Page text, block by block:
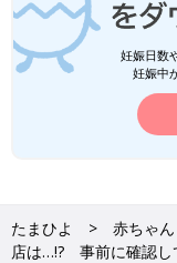
妊娠日数
妊娠中
たまひよ 赤ちゃ
店は…!? 事前に確認し